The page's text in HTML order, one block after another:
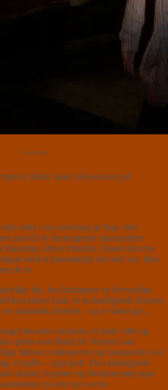
⭐⭐⭐⭐
er første skud i Revolveren på
ende i en scenekopi af bog- eller
med de to fremragende skuespillere
Baastrup, åbner Østerbro Teater den nye
med et kammerspil der skal ses, ikke
de to.
fan, der kidnapper en forsvarsløs
hun elsker ham, er en kærligheds historie
fantastisk historie – og et skønt gys.
iboende ondskab, er både vildt og
spiller som Mads M. Nielsen kan
følelser, indespærret og fastspændt i en
er tjahh – sygt godt. Den kidnappede
skjulte, forpinte og blodsprængte øjne
på den nye scene.